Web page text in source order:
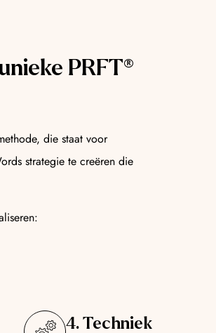
PRFT®
die staat voor
strategie te creëren die
4. Techniek